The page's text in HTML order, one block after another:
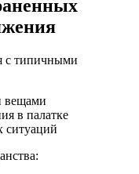
с типичными
вещами
в палатке
ситуаций